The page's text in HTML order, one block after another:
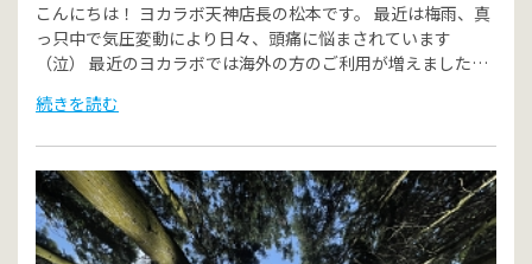
こんにちは！ ヨカラボ天神店長の松本です。 最近は梅雨、真
っ只中で気圧変動により日々、頭痛に悩まされています
（泣） 最近のヨカラボでは海外の方のご利用が増えました…
続きを読む